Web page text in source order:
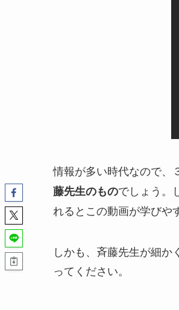
情報が多い時代なので、
藤先生のものでしょう。
れるとこの動画が学びや
しかも、斉藤先生が細
ってください。